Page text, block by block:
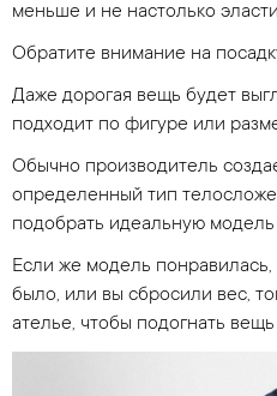
меньше и не настолько
Обратите внимание на
Даже дорогая вещь будет
подходит по фигуре или
Обычно производитель
определенный тип
подобрать идеальную
Если же модель
было, или вы сбросили вес,
ателье, чтобы подогнать